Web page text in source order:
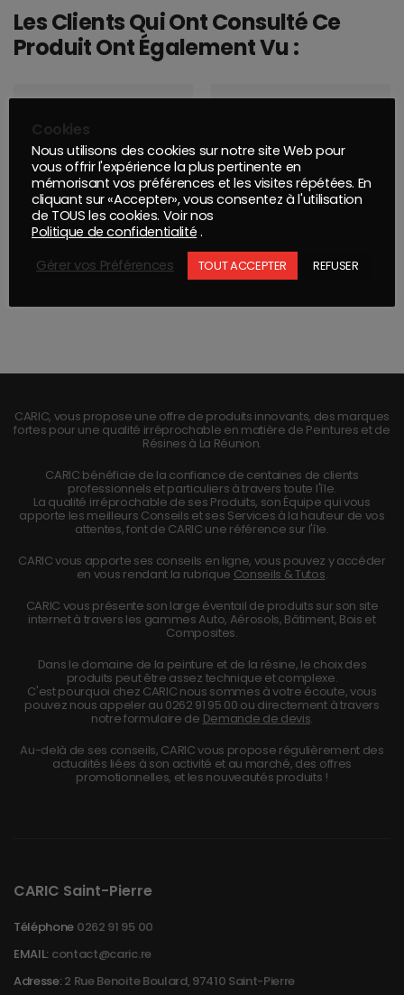
Les Clients Qui Ont Consulté Ce
Produit Ont Également Vu :
CARIC, vous propose une offre de produits innovants, des marques
fortes pour une qualité irréprochable en matière de Peintures et de
Résines à La Réunion.
CARIC bénéficie de la confiance de centaines de clients
professionnels et particuliers à travers toute l'île.
La qualité irréprochable de ses Produits, son Équipe qui vous
apporte les meilleurs Conseils et ses Services à la hauteur de vos
attentes, font de CARIC une référence sur l'île.
CARIC vous apporte ses conseils en ligne, vous pouvez y accéder
en vous rendant la rubrique Conseils & Tutos.
CARIC vous présente son large éventail de produits sur son site
internet à travers les gammes Auto, Aérosols, Bâtiment, Bois et
Composites.
Dans le domaine de la peinture et de la résine, le choix des
produits peut être assez technique et complexe.
C'est pourquoi chez CARIC nous sommes à votre écoute, vous
pouvez nous appeler au 0262 91 95 00 ou directement à travers
notre formulaire de Demande de devis.
Au-delà de ses conseils, CARIC vous propose régulièrement des
actualités liées à son activité et au marché, des offres
promotionnelles, et les nouveautés produits !
CARIC Saint-Pierre
Téléphone 0262 91 95 00
EMAIL: contact@caric.re
Adresse:2 Rue Benoite Boulard, 97410 Saint-Pierre
Cookies
Nous utilisons des cookies sur notre site Web pour
vous offrir l'expérience la plus pertinente en
mémorisant vos préférences et les visites répétées. En
cliquant sur «Accepter», vous consentez à l'utilisation
de TOUS les cookies. Voir nos
Politique de confidentialité .
Gérer vos Préférences
TOUT ACCEPTER REFUSER